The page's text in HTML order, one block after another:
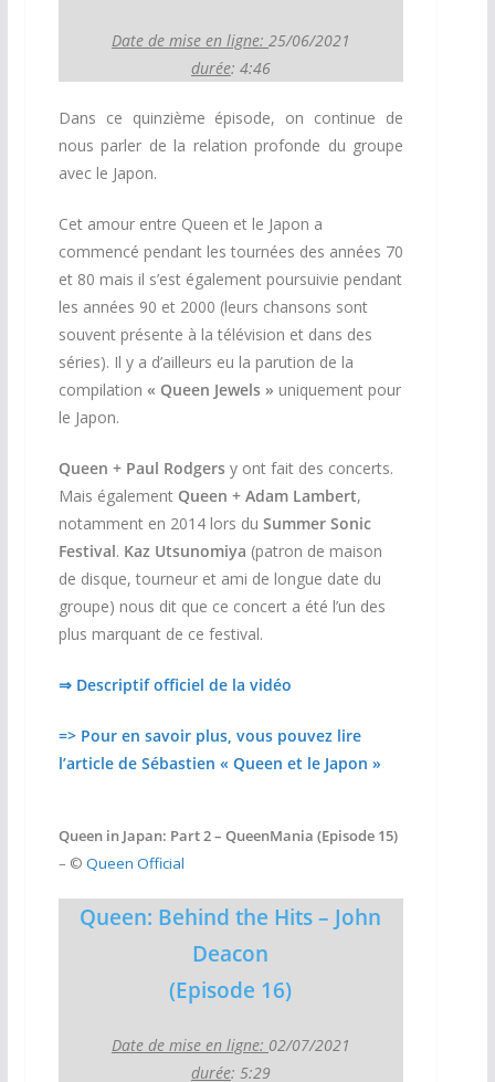
Date de mise en ligne: 25/06/2021
durée: 4:46
Dans ce quinzième épisode, on continue de
nous parler de la relation profonde du groupe
avec le Japon.
Cet amour entre Queen et le Japon a
commencé pendant les tournées des années 70
et 80 mais il s’est également poursuivie pendant
les années 90 et 2000 (leurs chansons sont
souvent présente à la télévision et dans des
séries). Il y a d’ailleurs eu la parution de la
compilation « Queen Jewels » uniquement pour
le Japon.
Queen + Paul Rodgersy ont fait des concerts.
Mais également Queen + Adam Lambert,
notamment en 2014 lors du Summer Sonic
Festival. Kaz Utsunomiya (patron de maison
de disque, tourneur et ami de longue date du
groupe) nous dit que ce concert a été l’un des
plus marquant de ce festival.
⇒ Descriptif officiel de la vidéo
=> Pour en savoir plus, vous pouvez lire
l’article de Sébastien « Queen et le Japon »
Queen in Japan: Part 2 – QueenMania (Episode 15)
– © Queen Official
Queen: Behind the Hits – John
Deacon
(Episode 16)
Date de mise en ligne: 02/07/2021
durée: 5:29